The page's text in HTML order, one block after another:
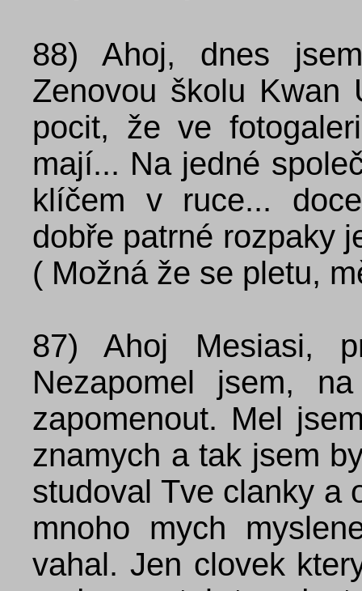
88)Ahoj, dnes
Zenovou školu
pocit, že ve
mají... Na jedné
klíčem v ruce...
dobře patrné rozpaky
( Možná že se pletu,
87)Ahoj Mesiasi,
Nezapomel jsem,
zapomenout. Mel
znamych a tak jsem
studoval Tve clanky a
mnoho mych
vahal. Jen clovek